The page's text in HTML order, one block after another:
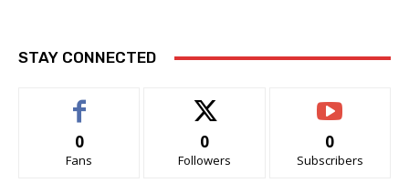
STAY CONNECTED
0
Fans
0
Followers
0
Subscribers